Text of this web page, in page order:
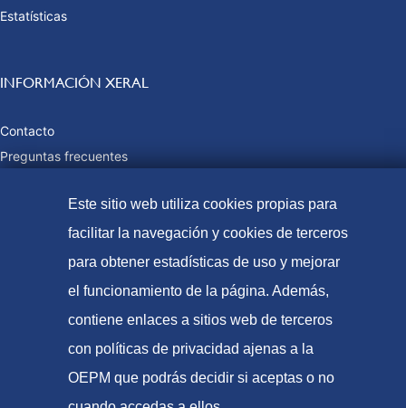
Estatísticas
INFORMACIÓN XERAL
Contacto
Preguntas frecuentes
Formas de pago
© Oficina Española de Patentes e Marcas, 2021
Accesibilidade
Aviso Legal
Política de Cookies
Este sitio web utiliza cookies propias para
facilitar la navegación y cookies de terceros
para obtener estadísticas de uso y mejorar
el funcionamiento de la página. Además,
contiene enlaces a sitios web de terceros
con políticas de privacidad ajenas a la
OEPM que podrás decidir si aceptas o no